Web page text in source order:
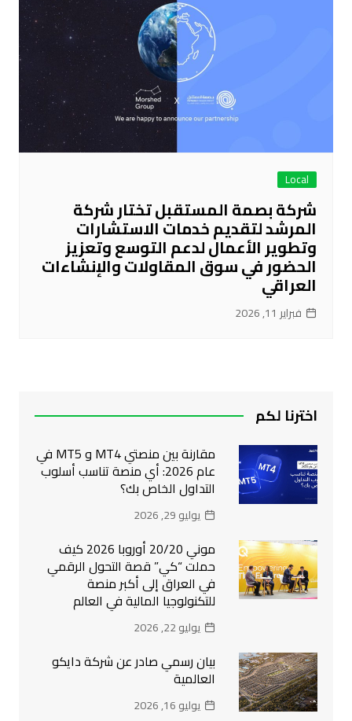
Local
شركة بصمة المستقبل تختار شركة
المرشد لتقديم خدمات الاستشارات
وتطوير الأعمال لدعم التوسع وتعزيز
الحضور في سوق المقاولات والإنشاءات
العراقي
فبراير 11, 2026
اخترنا لكم
مقارنة بين منصتي MT4 و MT5 في
عام 2026: أي منصة تناسب أسلوب
التداول الخاص بك؟
يوليو 29, 2026
موني 20/20 أوروبا 2026 كيف
حملت “كي” قصة التحول الرقمي
في العراق إلى أكبر منصة
للتكنولوجيا المالية في العالم
يوليو 22, 2026
بيان رسمي صادر عن شركة دايكو
العالمية
يوليو 16, 2026